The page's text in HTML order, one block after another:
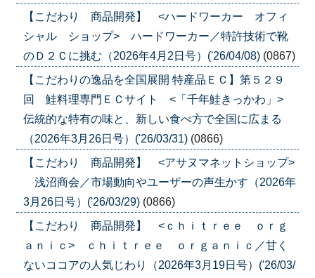
【こだわり 商品開発】 <ハードワーカー オフィ
シャル ショップ> ハードワーカー／特許技術で靴
のＤ２Ｃに挑む（2026年4月2日号）('26/04/08) (0867)
【こだわりの逸品を全国展開 特産品ＥＣ】第５２９
回 鮭料理専門ＥＣサイト <「千年鮭きっかわ」>
伝統的な特有の味と、新しい食べ方で全国に広まる
（2026年3月26日号）('26/03/31) (0866)
【こだわり 商品開発】 <アサヌマネットショップ>
浅沼商会／市場動向やユーザーの声生かす（2026年
3月26日号）('26/03/29) (0866)
【こだわり 商品開発】 <ｃｈｉｔｒｅｅ ｏｒｇ
ａｎｉｃ> ｃｈｉｔｒｅｅ ｏｒｇａｎｉｃ／甘く
ないココアの人気じわり（2026年3月19日号）('26/03/